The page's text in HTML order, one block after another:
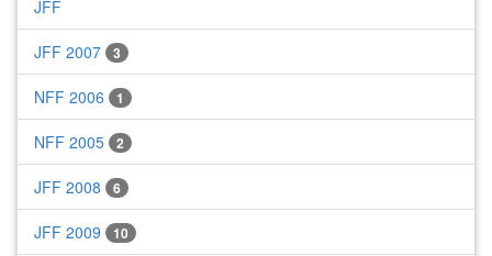
JFF
JFF 2007 3
NFF 2006 1
NFF 2005 2
JFF 2008 6
JFF 2009 10